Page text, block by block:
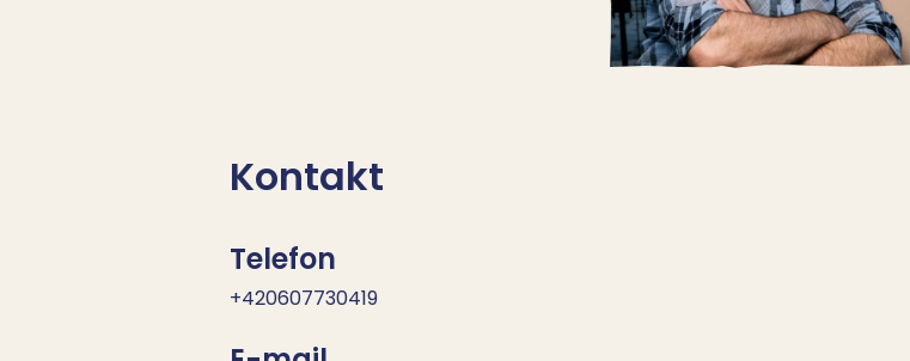
Kontakt
Telefon
+420607730419